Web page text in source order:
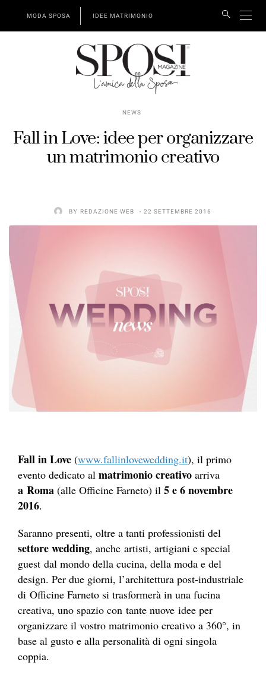
MODA SPOSA IDEE MATRIMONIO
NEWS
Fall in Love: idee per organizzare
un matrimonio creativo
BY REDAZIONE WEB 22 SETTEMBRE 2016
Fall in Love (www.fallinlovewedding.it), il primo
evento dedicato al matrimonio creativo arriva
a Roma (alle Officine Farneto) il 5 e 6 novembre
2016.
Saranno presenti, oltre a tanti professionisti del
settore wedding, anche artisti, artigiani e special
guest dal mondo della cucina, della moda e del
design. Per due giorni, l’architettura post-industriale
di Officine Farneto si trasformerà in una fucina
creativa, uno spazio con tante nuove idee per
organizzare il vostro matrimonio creativo a 360°, in
base al gusto e alla personalità di ogni singola
coppia.